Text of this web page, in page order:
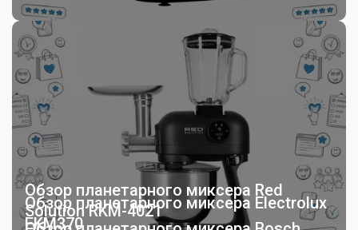
Обзор планетарного миксера Red
Solution RKM-4021
Обзор планетарного миксера Electrolux
EKM370